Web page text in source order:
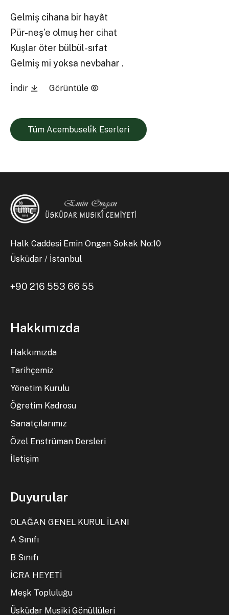
Gelmiş cihana bir hayât
Pür-neş’e olmuş her cihat
Kuşlar öter bülbül-sıfat
Gelmiş mi yoksa nevbahar .
İndir Görüntüle
Tüm Acembuseli̇k Eserleri
Halk Caddesi Emin Ongan Sokak No:10
Üsküdar / İstanbul
+90 216 553 66 55
Hakkımızda
Hakkımızda
Tarihçemiz
Yönetim Kurulu
Öğretim Kadrosu
Sanatçılarımız
Özel Enstrüman Dersleri
İletişim
Duyurular
OLAĞAN GENEL KURUL İLANI
A Sınıfı
B Sınıfı
İCRA HEYETİ
Meşk Topluluğu
Üsküdar Musiki Gönüllüleri